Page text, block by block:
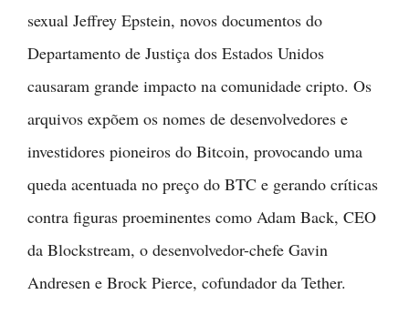
sexual Jeffrey Epstein, novos documentos do
Departamento de Justiça dos Estados Unidos
causaram grande impacto na comunidade cripto. Os
arquivos expõem os nomes de desenvolvedores e
investidores pioneiros do Bitcoin, provocando uma
queda acentuada no preço do BTC e gerando críticas
contra figuras proeminentes como Adam Back, CEO
da Blockstream, o desenvolvedor-chefe Gavin
Andresen e Brock Pierce, cofundador da Tether.